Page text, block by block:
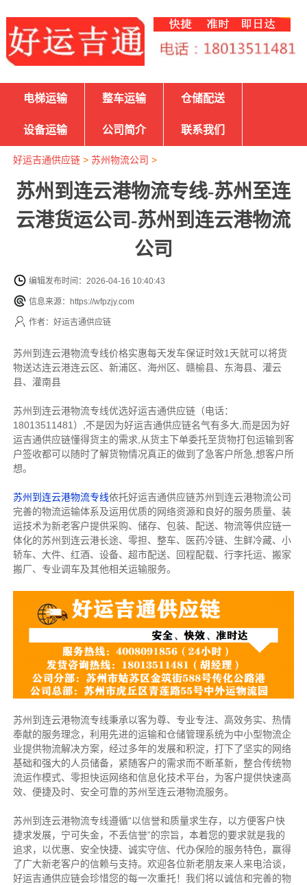
电梯运输 整车运输 仓储配送
设备运输 公司简介 联系我们
好运吉通供应链> 苏州物流公司 >
苏州到连云港物流专线-苏州至连
云港货运公司-苏州到连云港物流
公司
编辑发布时间：2026-04-16 10:40:43
信息来源：https://wfpzjy.com
作者：好运吉通供应链
苏州到连云港物流专线价格实惠每天发车保证时效1天就可以将货
物送达连云港连云区、新浦区、海州区、赣榆县、东海县、灌云
县、灌南县
苏州到连云港物流专线优选好运吉通供应链（电话：
18013511481）,不是因为好运吉通供应链名气有多大,而是因为好
运吉通供应链懂得货主的需求,从货主下单委托至货物打包运输到客
户签收都可以随时了解货物情况真正的做到了急客户所急,想客户所
想。
苏州到连云港物流专线依托好运吉通供应链苏州到连云港物流公司
完善的物流运输体系及运用优质的网络资源和良好的服务质量、装
运技术为新老客户提供采购、储存、包装、配送、物流等供应链一
体化的苏州到连云港长途、零担、整车、医药冷链、生鲜冷藏、小
轿车、大件、红酒、设备、超市配送、回程配载、行李托运、搬家
搬厂、专业调车及其他相关运输服务。
苏州到连云港物流专线秉承以客为尊、专业专注、高效务实、热情
奉献的服务理念，利用先进的运输和仓储管理系统为中小型物流企
业提供物流解决方案，经过多年的发展和积淀，打下了坚实的网络
基础和强大的人员储备，紧随客户的需求而不断革新，整合传统物
流运作模式、零担快运网络和信息化技术平台，为客户提供快速高
效、便捷及时、安全可靠的苏州至连云港物流服务。
苏州到连云港物流专线遵循“以信誉和质量求生存，以方便客户快
捷求发展，宁可失金，不丢信誉”的宗旨，本着您的要求就是我的
追求，以优惠、安全快捷、诚实守信、代办保险的服务特色，赢得
了广大新老客户的信赖与支持。欢迎各位新老朋友来人来电洽谈，
好运吉通供应链会珍惜您的每一次重托！我们将以诚信和完善的物